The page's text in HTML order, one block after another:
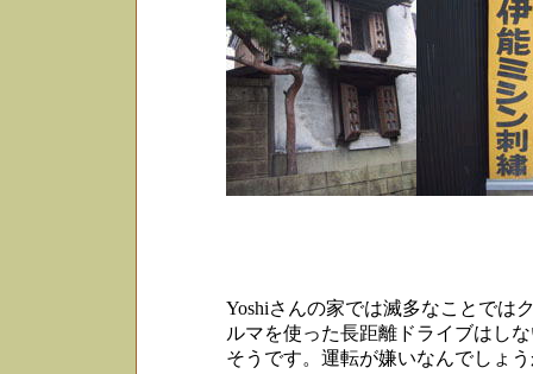
Yoshiさんの家では滅多なことでは
ルマを使った長距離ドライブはし
そうです。運転が嫌いなんでしょ